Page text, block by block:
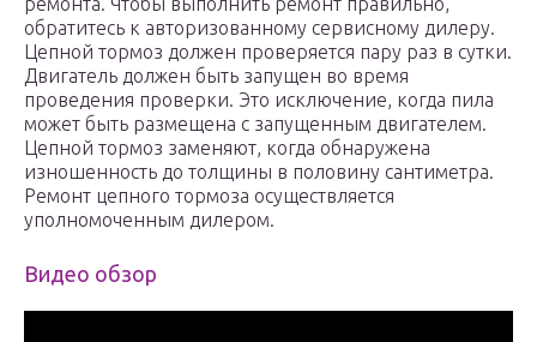
обратитесь к авторизованному сервисному дилеру.
Цепной тормоз должен проверяется пару раз в сутки.
Двигатель должен быть запущен во время
проведения проверки. Это исключение, когда пила
может быть размещена с запущенным двигателем.
Цепной тормоз заменяют, когда обнаружена
изношенность до толщины в половину сантиметра.
Ремонт цепного тормоза осуществляется
уполномоченным дилером.
Видео обзор